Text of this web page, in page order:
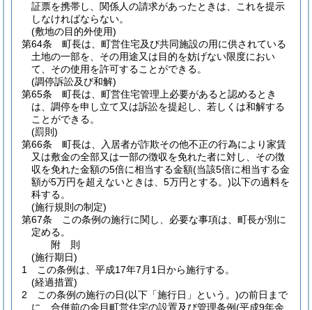
証票を携帯し、関係人の請求があったときは、これを提示
しなければならない。
(敷地の目的外使用)
第64条
町長は、町営住宅及び共同施設の用に供されている
土地の一部を、その用途又は目的を妨げない限度におい
て、その使用を許可することができる。
(調停訴訟及び和解)
第65条
町長は、町営住宅管理上必要があると認めるとき
は、調停を申し立て又は訴訟を提起し、若しくは和解する
ことができる。
(罰則)
第66条
町長は、入居者が詐欺その他不正の行為により家賃
又は敷金の全部又は一部の徴収を免れた者に対し、その徴
収を免れた金額の5倍に相当する金額(当該5倍に相当する金
額が5万円を超えないときは、5万円とする。)以下の過料を
科する。
(施行規則の制定)
第67条
この条例の施行に関し、必要な事項は、町長が別に
定める。
附 則
(施行期日)
1
この条例は、平成17年7月1日から施行する。
(経過措置)
2
この条例の施行の日(以下「施行日」という。)の前日まで
に、合併前の余目町営住宅の設置及び管理条例(平成9年余